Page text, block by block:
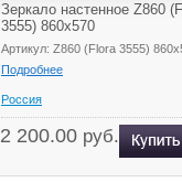
Зеркало настенное Z860
3555) 860x570
Артикул: Z860 (Flora 3555)
Подробнее
Россия
2 200.00 руб.